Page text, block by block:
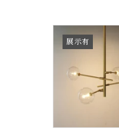
展示有